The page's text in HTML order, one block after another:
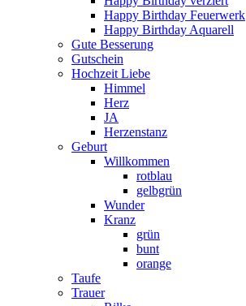
Happy Birthday Feuerwerk
Happy Birthday Aquarell
Gute Besserung
Gutschein
Hochzeit Liebe
Himmel
Herz
JA
Herzenstanz
Geburt
Willkommen
rotblau
gelbgrün
Wunder
Kranz
grün
bunt
orange
Taufe
Trauer